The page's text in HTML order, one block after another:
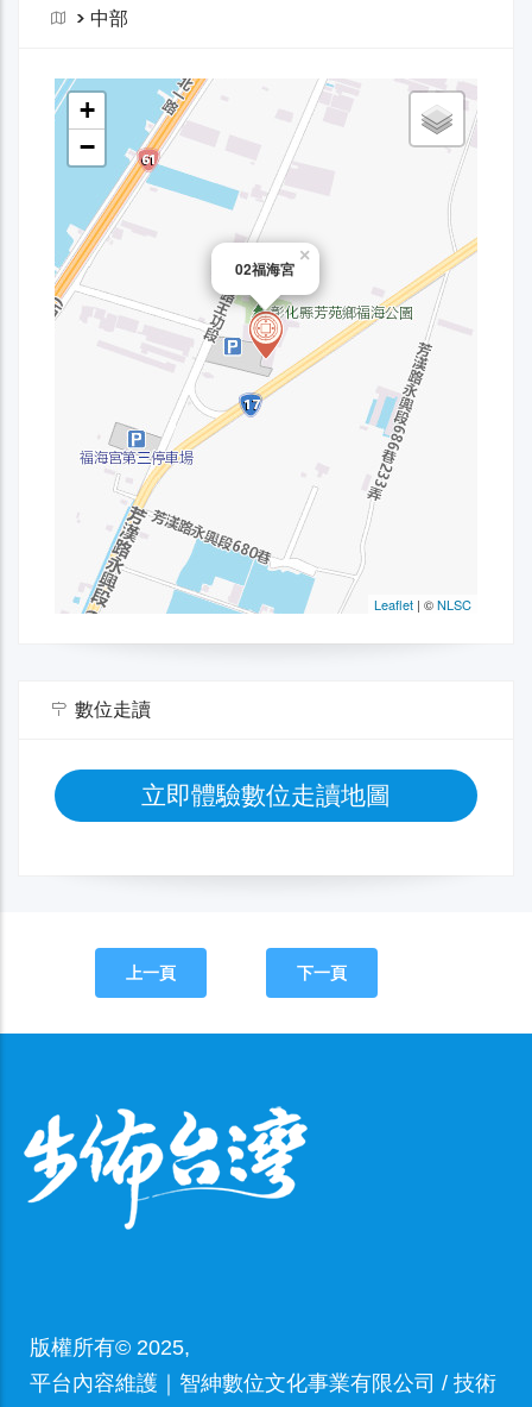
> 中部
數位走讀
立即體驗數位走讀地圖
上一頁 下一頁
版權所有© 2025,
平台內容維護｜智紳數位文化事業有限公司 / 技術